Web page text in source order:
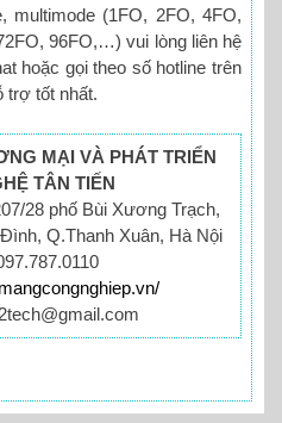
multimode (1FO, 2FO, 4FO,
96FO,…) vui lòng liên hệ
hoặc gọi theo số hotline trên
trợ tốt nhất.
MẠI VÀ PHÁT TRIỂN
TÂN TIẾN
28 phố Bùi Xương Trạch,
Q.Thanh Xuân, Hà Nội